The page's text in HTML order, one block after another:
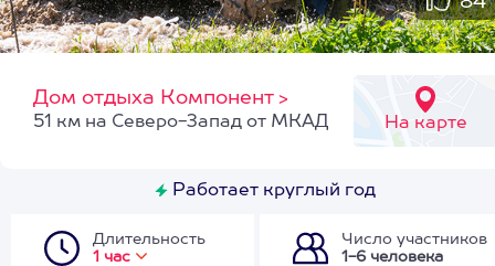
Дом отдыха Компонент >
На карте
51 км на Северо-Запад от МКАД
Работает круглый год
Длительность
1 час
Число участников
1-6 человека